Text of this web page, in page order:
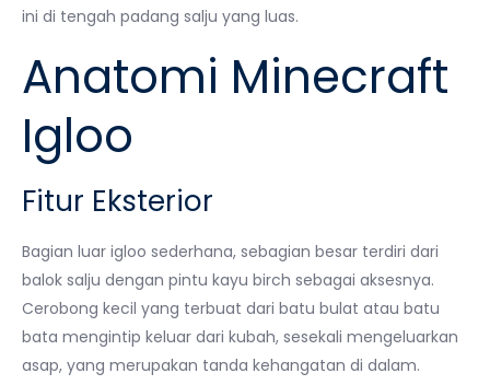
ini di tengah padang salju yang luas.
Anatomi Minecraft
Igloo
Fitur Eksterior
Bagian luar igloo sederhana, sebagian besar terdiri dari
balok salju dengan pintu kayu birch sebagai aksesnya.
Cerobong kecil yang terbuat dari batu bulat atau batu
bata mengintip keluar dari kubah, sesekali mengeluarkan
asap, yang merupakan tanda kehangatan di dalam.